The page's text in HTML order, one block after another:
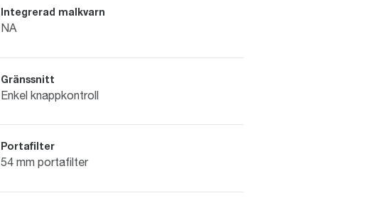
Integrerad malkvarn
NA
Gränssnitt
Enkel knappkontroll
Portafilter
54 mm portafilter